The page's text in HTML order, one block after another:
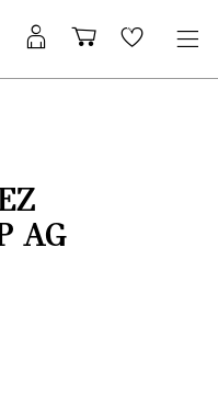
MyMini
login
PanierWishlist
AG